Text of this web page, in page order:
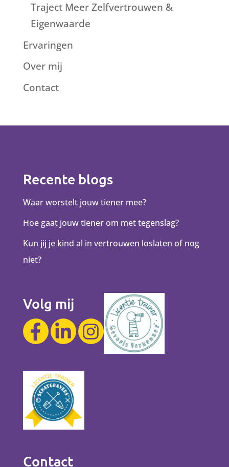
Traject Meer Zelfvertrouwen &
Eigenwaarde
Ervaringen
Over mij
Contact
Recente blogs
Waar worstelt jouw tiener mee?
Hoe gaat jouw tiener om met tegenslag?
Kun jij je kind al in vertrouwen loslaten of nog
niet?
Volg mij
Contact